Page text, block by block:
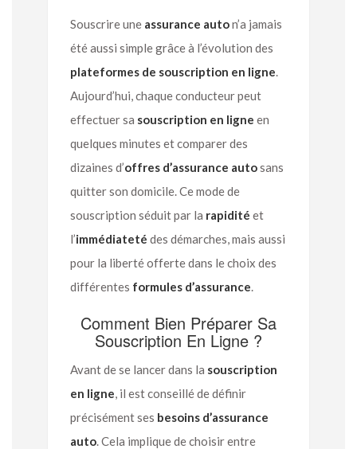
Souscrire une assurance auton’a jamais
été aussi simple grâce à l’évolution des
plateformes de souscription en ligne.
Aujourd’hui, chaque conducteur peut
effectuer sa souscription en ligne en
quelques minutes et comparer des
dizaines d’offres d’assurance autosans
quitter son domicile. Ce mode de
souscription séduit par la rapidité et
l’immédiateté des démarches, mais aussi
pour la liberté offerte dans le choix des
différentes formules d’assurance.
Comment Bien Préparer Sa
Souscription En Ligne ?
Avant de se lancer dans la souscription
en ligne, il est conseillé de définir
précisément ses besoins d’assurance
auto. Cela implique de choisir entre